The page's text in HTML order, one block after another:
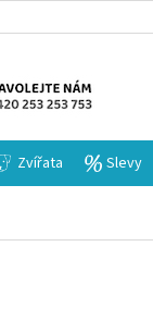
Zvířata Slevy